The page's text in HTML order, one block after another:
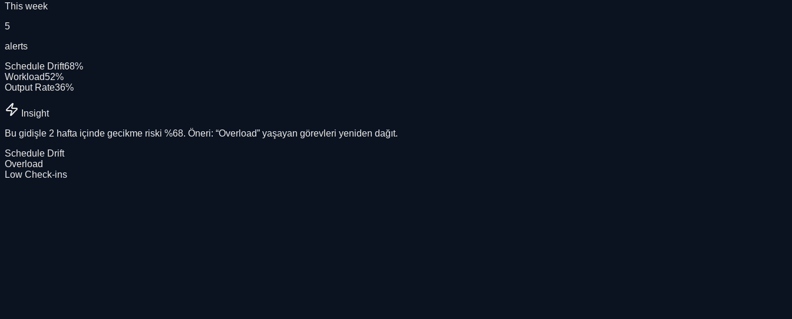
This week
5
alerts
Schedule Drift68%
Workload52%
Output Rate36%
Insight
Bu gidişle 2 hafta içinde gecikme riski %68. Öneri: “Overload” yaşayan görevleri yeniden dağıt.
Schedule Drift
Overload
Low Check-ins